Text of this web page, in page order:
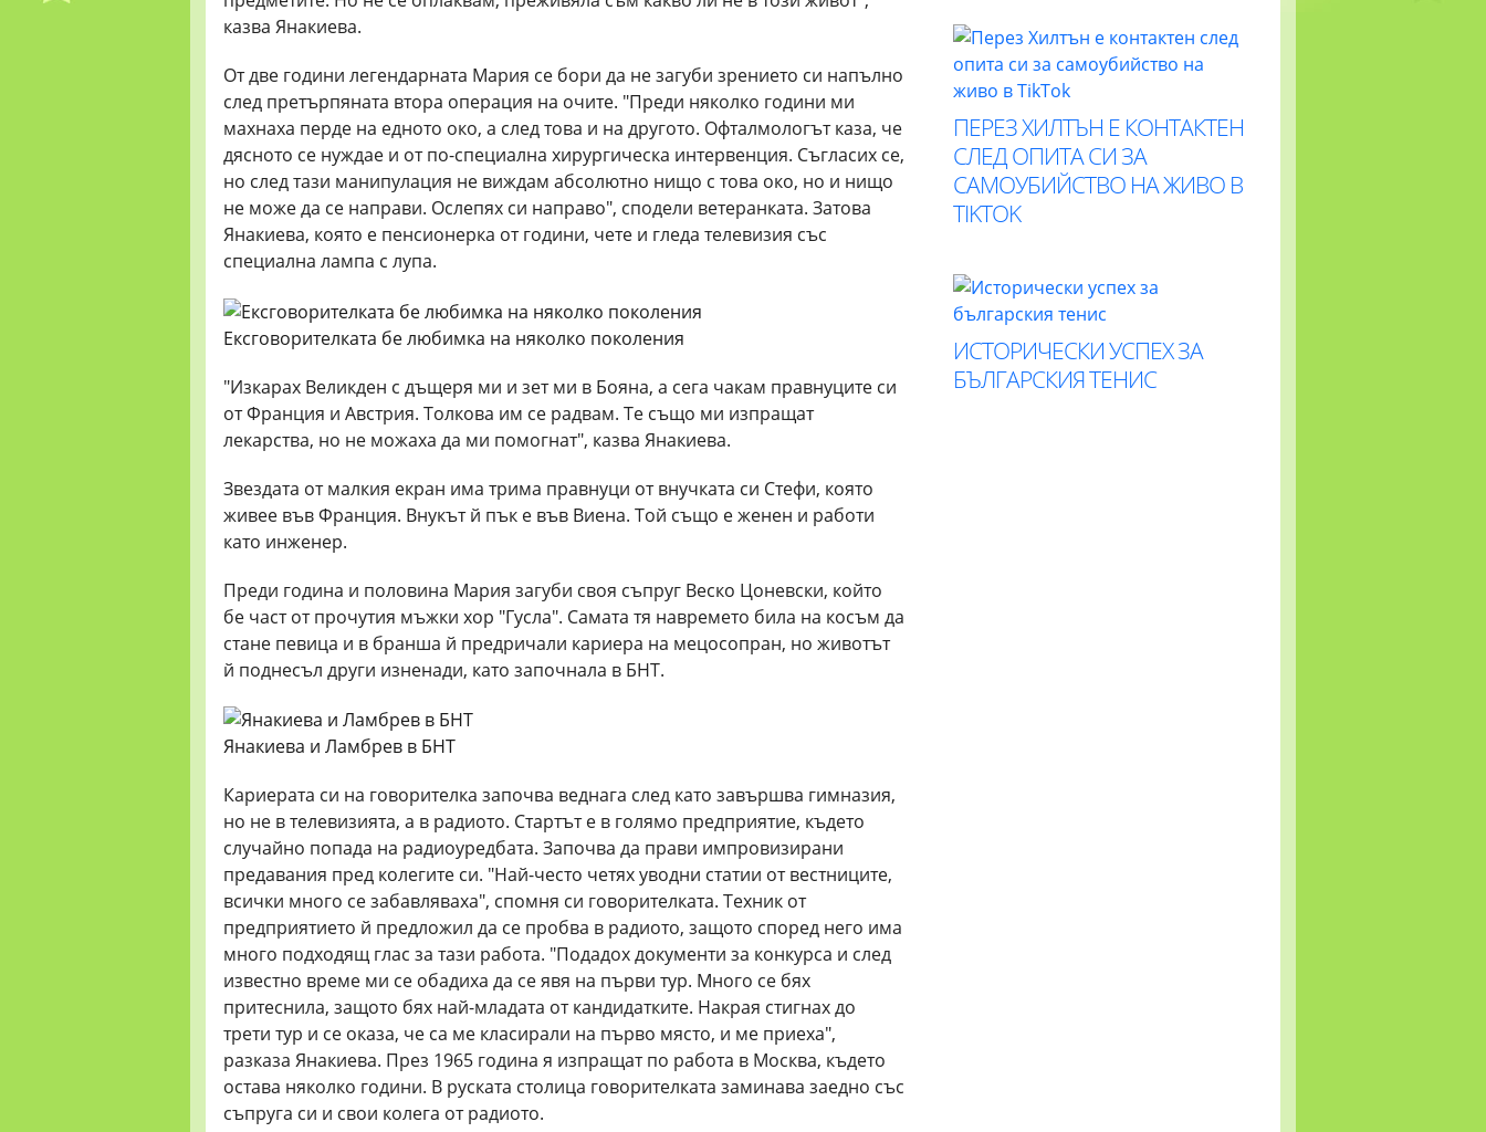
казва Янакиева.
От две години легендарната Мария се бори да не загуби зрението си напълно
след претърпяната втора операция на очите. "Преди няколко години ми
махнаха перде на едното око, а след това и на другото. Офталмологът каза, че
дясното се нуждае и от по-специална хирургическа интервенция. Съгласих се,
но след тази манипулация не виждам абсолютно нищо с това око, но и нищо
не може да се направи. Ослепях си направо", сподели ветеранката. Затова
Янакиева, която е пенсионерка от години, чете и гледа телевизия със
специална лампа с лупа.
Ексговорителката бе любимка на няколко поколения
"Изкарах Великден с дъщеря ми и зет ми в Бояна, а сега чакам правнуците си
от Франция и Австрия. Толкова им се радвам. Те също ми изпращат
лекарства, но не можаха да ми помогнат", казва Янакиева.
Звездата от малкия екран има трима правнуци от внучката си Стефи, която
живее във Франция. Внукът й пък е във Виена. Той също е женен и работи
като инженер.
Преди година и половина Мария загуби своя съпруг Веско Цоневски, който
бе част от прочутия мъжки хор "Гусла". Самата тя навремето била на косъм да
стане певица и в бранша й предричали кариера на мецосопран, но животът
й поднесъл други изненади, като започнала в БНТ.
Янакиева и Ламбрев в БНТ
Кариерата си на говорителка започва веднага след като завършва гимназия,
но не в телевизията, а в радиото. Стартът е в голямо предприятие, където
случайно попада на радиоуредбата. Започва да прави импровизирани
предавания пред колегите си. "Най-често четях уводни статии от вестниците,
всички много се забавляваха", спомня си говорителката. Техник от
предприятието й предложил да се пробва в радиото, защото според него има
много подходящ глас за тази работа. "Подадох документи за конкурса и след
известно време ми се обадиха да се явя на първи тур. Много се бях
притеснила, защото бях най-младата от кандидатките. Накрая стигнах до
трети тур и се оказа, че са ме класирали на първо място, и ме приеха",
разказа Янакиева. През 1965 година я изпращат по работа в Москва, където
остава няколко години. В руската столица говорителката заминава заедно със
съпруга си и свои колега от радиото.
ПЕРЕЗ ХИЛТЪН Е КОНТАКТЕН
СЛЕД ОПИТА СИ ЗА
САМОУБИЙСТВО НА ЖИВО В
TIKTOK
ИСТОРИЧЕСКИ УСПЕХ ЗА
БЪЛГАРСКИЯ ТЕНИС